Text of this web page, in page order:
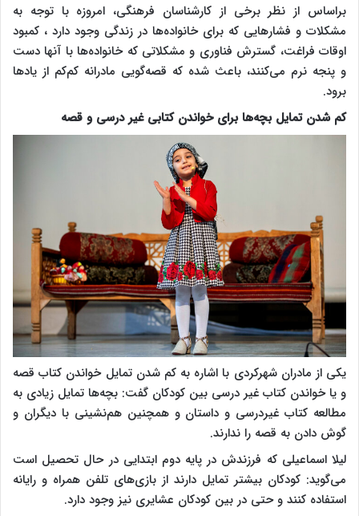
براساس از نظر برخی از کارشناسان فرهنگی، امروزه با توجه به
مشکلات و فشارهایی که برای خانواده‌ها در زندگی وجود دارد ، کمبود
اوقات فراغت، گسترش فناوری و مشکلاتی که خانواده‌ها با آنها دست
و پنجه نرم می‌کنند، باعث شده که قصه‌گویی مادرانه کم‌کم از یادها
برود.
کم شدن تمایل بچه‌ها برای خواندن کتابی غیر درسی و قصه
یکی از مادران شهرکردی با اشاره به کم شدن تمایل خواندن کتاب قصه‌
و یا خواندن کتاب غیر درسی بین کودکان گفت: بچه‌ها تمایل زیادی به
مطالعه کتاب غیردرسی و داستان و همچنین هم‌نشینی با دیگران و
گوش دادن به قصه را ندارند.
لیلا اسماعیلی که فرزندش در پایه دوم ابتدایی در حال تحصیل است
می‌گوید: کودکان بیشتر تمایل دارند از بازی‌های تلفن همراه و رایانه
استفاده کنند و حتی در بین کودکان عشایری نیز وجود دارد.